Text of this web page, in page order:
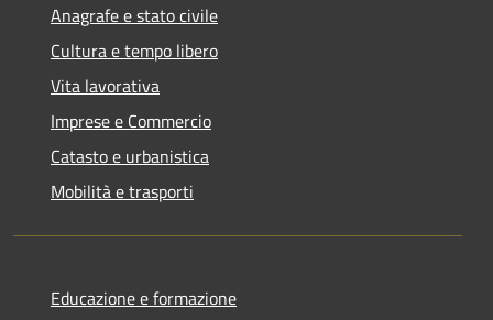
Anagrafe e stato civile
Cultura e tempo libero
Vita lavorativa
Imprese e Commercio
Catasto e urbanistica
Mobilità e trasporti
Educazione e formazione